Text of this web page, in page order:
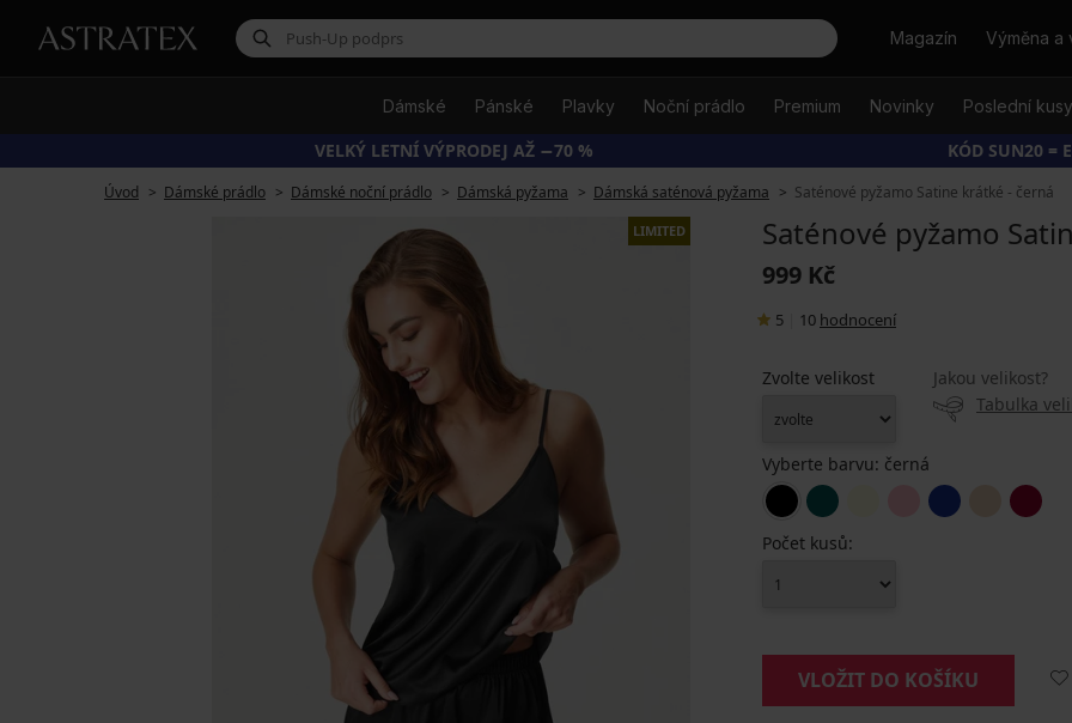
HledatMagazín Výměna a
Dámské Pánské Plavky Noční prádlo Premium Novinky Poslední kusy
VELKÝ LETNÍ VÝPRODEJ AŽ −70 % KÓD SUN20 =
Úvod Dámské prádlo Dámské noční prádlo Dámská pyžama Dámská saténová pyžama Saténové pyžamo Satine krátké - černá
LIMITED Saténové pyžamo
999 Kč
5 10 hodnocení
Zvolte velikost
Jakou velikost?
Tabulka
Vyberte barvu: černá
Počet kusů:
VLOŽIT DO KOŠÍKU